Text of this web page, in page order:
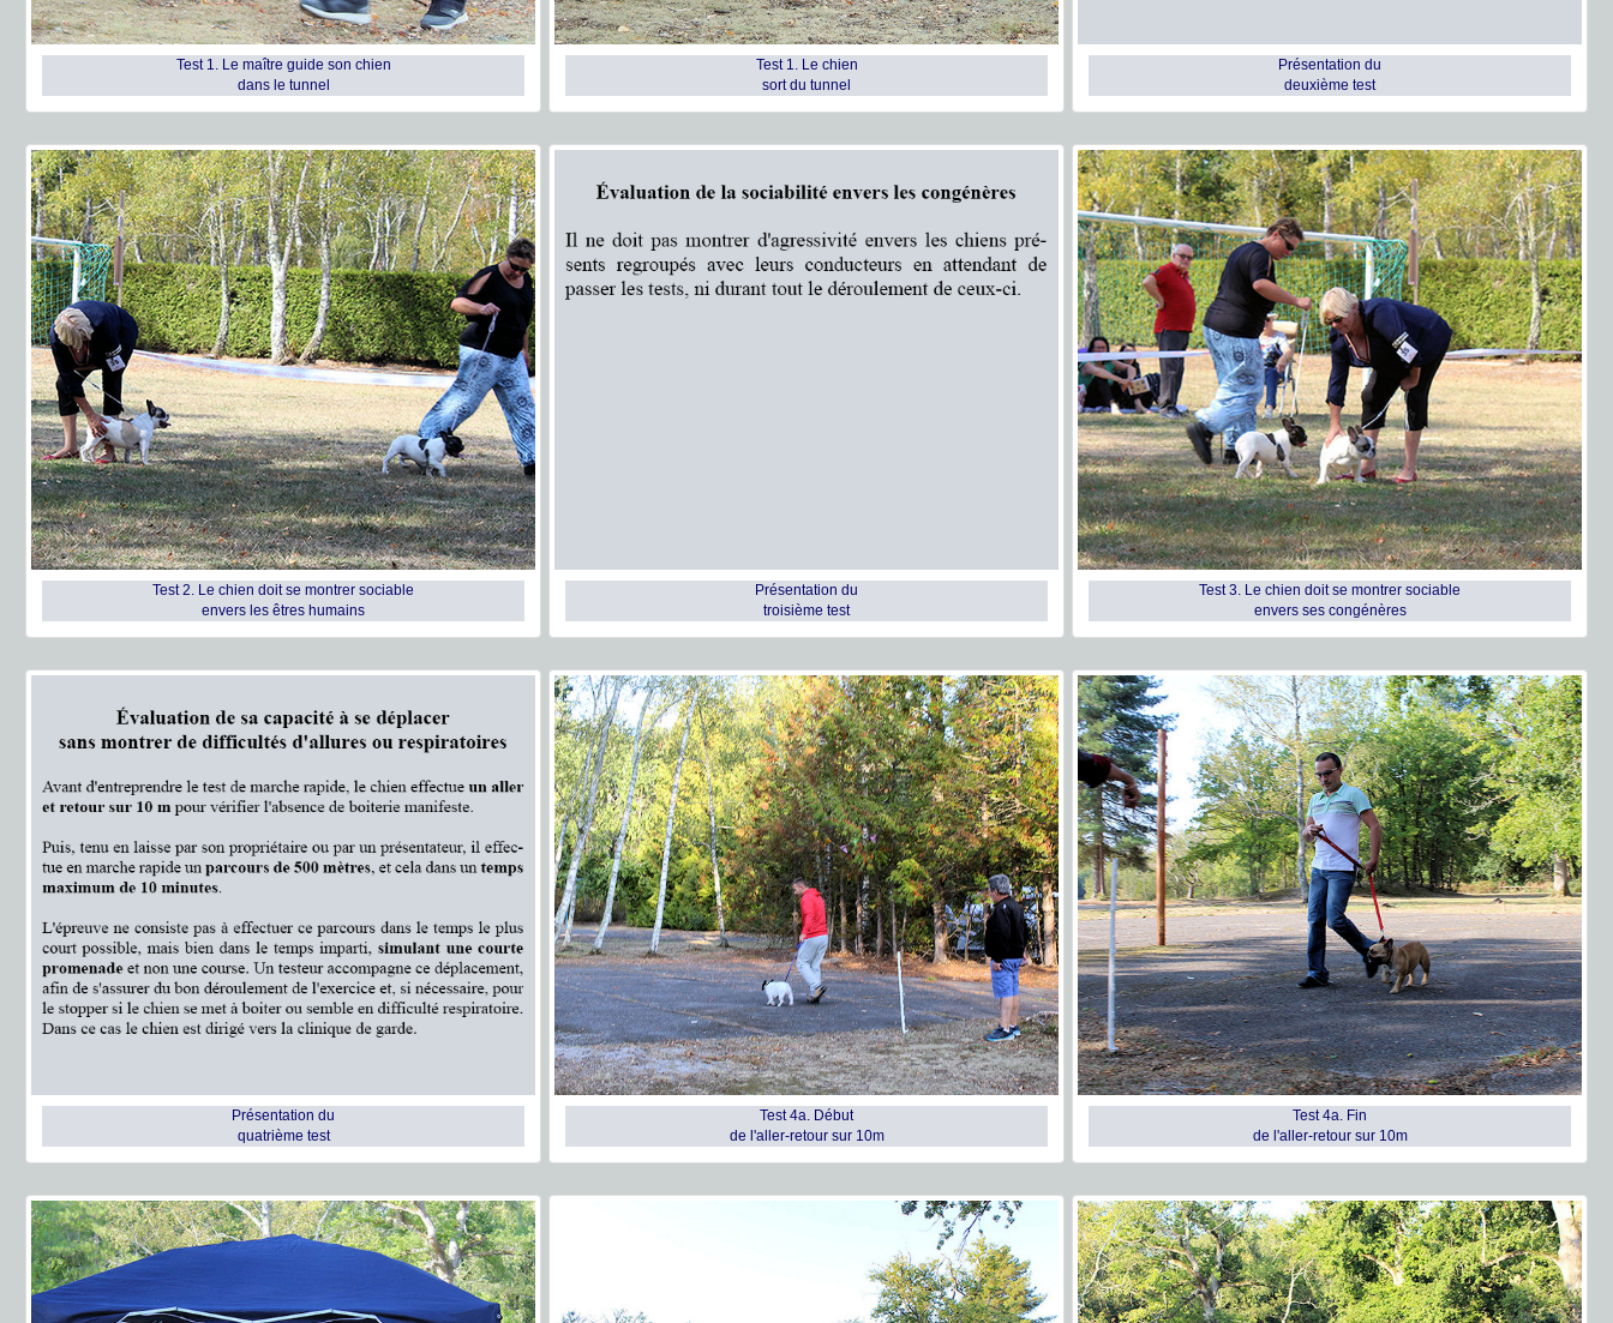
Test 1. Le maître guide son chien
dans le tunnel
Test 1. Le chien
sort du tunnel
Présentation du
deuxième test
Test 2. Le chien doit se montrer sociable
envers les êtres humains
Présentation du
troisième test
Test 3. Le chien doit se montrer sociable
envers ses congénères
Présentation du
quatrième test
Test 4a. Début
de l'aller-retour sur 10m
Test 4a. Fin
de l'aller-retour sur 10m